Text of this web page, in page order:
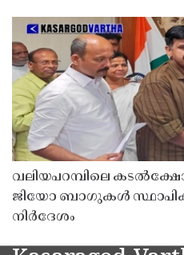
വലിയപറമ്പിലെ
ജിയോ ബാഗുകൾ
നിർദേശം